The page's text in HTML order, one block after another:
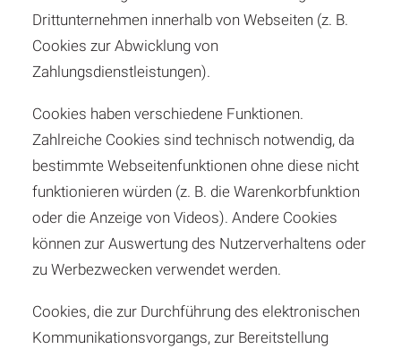
Drittunternehmen innerhalb von Webseiten (z. B.
Cookies zur Abwicklung von
Zahlungsdienstleistungen).
Cookies haben verschiedene Funktionen.
Zahlreiche Cookies sind technisch notwendig, da
bestimmte Webseitenfunktionen ohne diese nicht
funktionieren würden (z. B. die Warenkorbfunktion
oder die Anzeige von Videos). Andere Cookies
können zur Auswertung des Nutzerverhaltens oder
zu Werbezwecken verwendet werden.
Cookies, die zur Durchführung des elektronischen
Kommunikationsvorgangs, zur Bereitstellung